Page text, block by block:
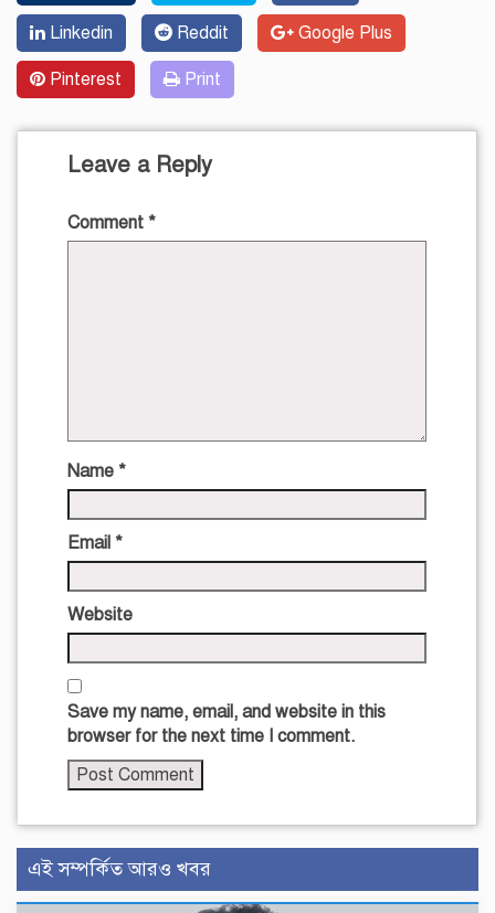
Linkedin Reddit Google Plus
Pinterest Print
Leave a Reply
Comment *
Name *
Email *
Website
Save my name, email, and website in this
browser for the next time I comment.
এই সম্পর্কিত আরও খবর